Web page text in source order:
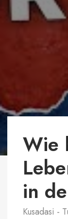
Wie
in
Kusadasi -